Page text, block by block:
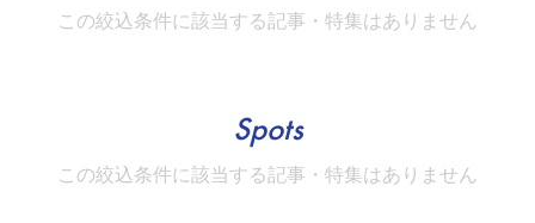
この絞込条件に該当する記事・特集はありません
Spots
この絞込条件に該当する記事・特集はありません